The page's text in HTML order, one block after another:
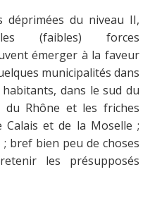
déprimées du niveau II,
(faibles) forces
émerger à la faveur
municipalités dans
dans le sud du
du Rhône et les friches
Calais et de la Moselle ;
bref bien peu de choses
les présupposés